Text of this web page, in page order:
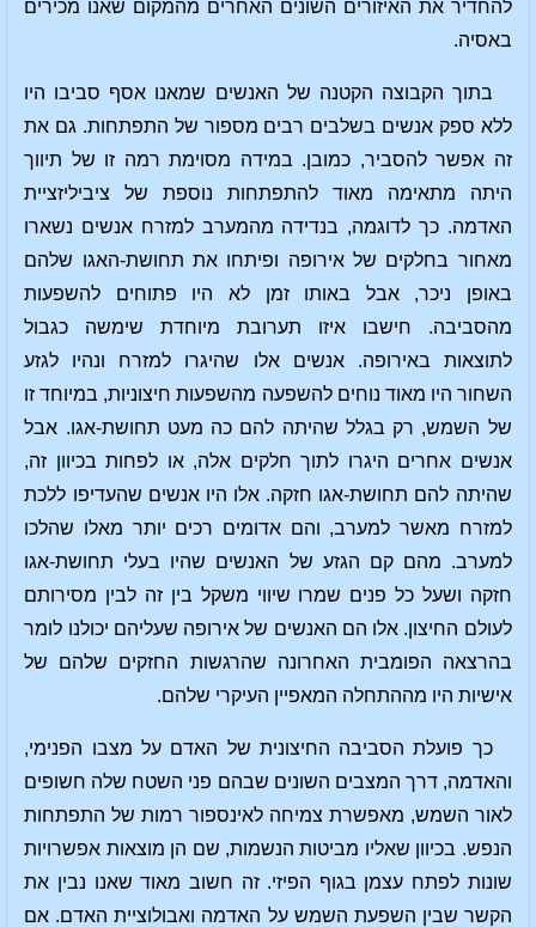
להחדיר את האיזורים השונים האחרים מהמקום שאנו מכירים
באסיה.
בתוך הקבוצה הקטנה של האנשים שמאנו אסף סביבו היו
ללא ספק אנשים בשלבים רבים מספור של התפתחות. גם את
זה אפשר להסביר, כמובן. במידה מסוימת רמה זו של תיווך
היתה מתאימה מאוד להתפתחות נוספת של ציביליזציית
האדמה. כך לדוגמה, בנדידה מהמערב למזרח אנשים נשארו
מאחור בחלקים של אירופה ופיתחו את תחושת-האגו שלהם
באופן ניכר, אבל באותו זמן לא היו פתוחים להשפעות
מהסביבה. חישבו איזו תערובת מיוחדת שימשה כגבול
לתוצאות באירופה. אנשים אלו שהיגרו למזרח ונהיו לגזע
השחור היו מאוד נוחים להשפעה מהשפעות חיצוניות, במיוחד זו
של השמש, רק בגלל שהיתה להם כה מעט תחושת-אגו. אבל
אנשים אחרים היגרו לתוך חלקים אלה, או לפחות בכיוון זה,
שהיתה להם תחושת-אגו חזקה. אלו היו אנשים שהעדיפו ללכת
למזרח מאשר למערב, והם אדומים רכים יותר מאלו שהלכו
למערב. מהם קם הגזע של האנשים שהיו בעלי תחושת-אגו
חזקה ושעל כל פנים שמרו שיווי משקל בין זה לבין מסירותם
לעולם החיצון. אלו הם האנשים של אירופה שעליהם יכולנו לומר
בהרצאה הפומבית האחרונה שהרגשות החזקים שלהם של
אישיות היו מההתחלה המאפיין העיקרי שלהם.
כך פועלת הסביבה החיצונית של האדם על מצבו הפנימי,
והאדמה, דרך המצבים השונים שבהם פני השטח שלה חשופים
לאור השמש, מאפשרת צמיחה לאינספור רמות של התפתחות
הנפש. בכיוון שאליו מביטות הנשמות, שם הן מוצאות אפשרויות
שונות לפתח עצמן בגוף הפיזי. זה חשוב מאוד שאנו נבין את
הקשר שבין השפעת השמש על האדמה ואבולוציית האדם. אם